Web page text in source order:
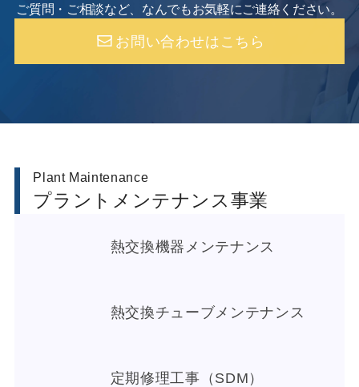
ご質問・ご相談など、なんでもお気軽にご連絡ください。
お問い合わせはこちら
Plant Maintenance
プラントメンテナンス事業
熱交換機器メンテナンス
熱交換チューブメンテナンス
定期修理工事（SDM）